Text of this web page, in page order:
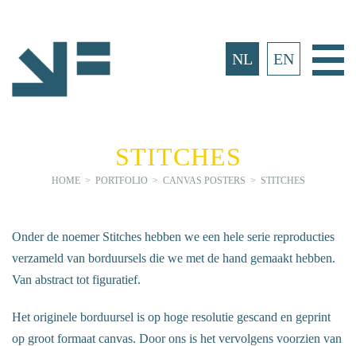
inhoud
NL EN
STITCHES
HOME > PORTFOLIO > CANVAS POSTERS > STITCHES
Onder de noemer Stitches hebben we een hele serie reproducties
verzameld van borduursels die we met de hand gemaakt hebben.
Van abstract tot figuratief.
Het originele borduursel is op hoge resolutie gescand en geprint
op groot formaat canvas. Door ons is het vervolgens voorzien van